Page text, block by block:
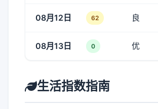
08月12日 62 良
08月13日 0 优
生活指数指南